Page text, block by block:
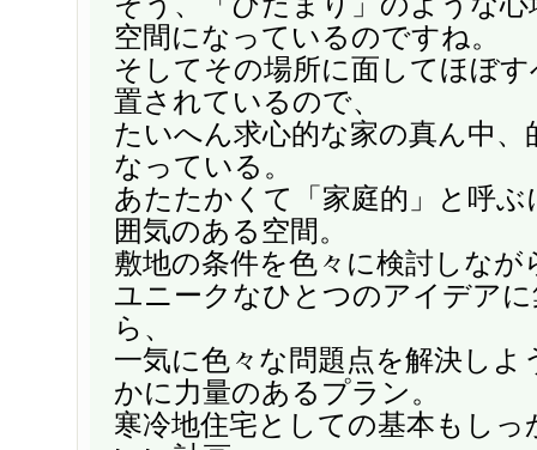
空間になっているのですね。
そしてその場所に面してほぼ
置されているので、
たいへん求心的な家の真ん中、
なっている。
あたたかくて「家庭的」と呼
囲気のある空間。
敷地の条件を色々に検討しなが
ユニークなひとつのアイデア
ら、
一気に色々な問題点を解決し
かに力量のあるプラン。
寒冷地住宅としての基本もし